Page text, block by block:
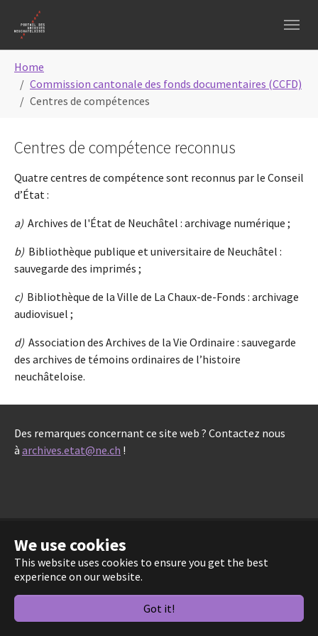
We use cookies
This website uses cookies to ensure you get the best
experience on our website.
Got it!
Skip to main content
Skip to page footer
Home
Commission cantonale des fonds documentaires (CCFD)
Centres de compétences
Centres de compétence reconnus
Quatre centres de compétence sont reconnus par le Conseil
d’État :
a) Archives de l'État de Neuchâtel : archivage numérique ;
b) Bibliothèque publique et universitaire de Neuchâtel :
sauvegarde des imprimés ;
c) Bibliothèque de la Ville de La Chaux-de-Fonds : archivage
audiovisuel ;
d) Association des Archives de la Vie Ordinaire : sauvegarde
des archives de témoins ordinaires de l’histoire
neuchâteloise.
Des remarques concernant ce site web ? Contactez nous
à archives.etat@ne.ch !
Copyright 2026 - Portail des Archives neuchâteloises |
Réalisé par le Service informatique de l'Entité
neuchâteloise |Mentions légales|Crédits